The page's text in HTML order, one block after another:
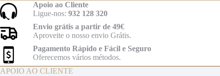
Apoio ao Cliente
Ligue-nos: 932 128 320
Envio grátis a partir de 49€
Aproveite o nosso envio Grátis.
Pagamento Rápido e Fácil e Seguro
Oferecemos vários métodos.
APOIO AO CLIENTE